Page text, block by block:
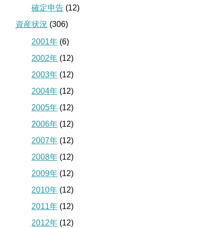
確定申告 (12)
資産状況 (306)
2001年 (6)
2002年 (12)
2003年 (12)
2004年 (12)
2005年 (12)
2006年 (12)
2007年 (12)
2008年 (12)
2009年 (12)
2010年 (12)
2011年 (12)
2012年 (12)